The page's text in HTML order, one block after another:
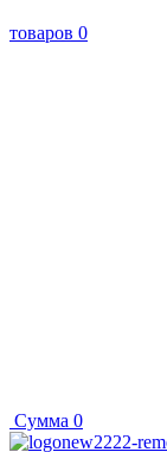
товаров 0
Сумма 0